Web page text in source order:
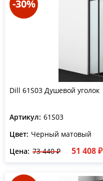
-30%
Dill 61S03 Душевой уголок
Артикул: 61S03
Цвет: Черный матовый
Цена: 73 440 ₽ 51 408 ₽